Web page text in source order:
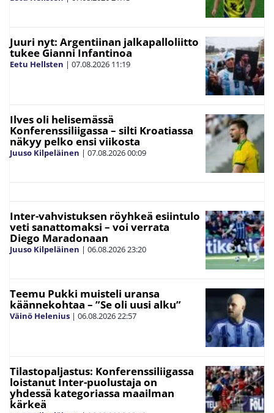
Juuri nyt: Argentiinan jalkapalloliitto
tukee Gianni Infantinoa
Eetu Hellsten | 07.08.2026 11:19
Ilves oli helisemässä
Konferenssiliigassa – silti Kroatiassa
näkyy pelko ensi viikosta
Juuso Kilpeläinen | 07.08.202600:09
Inter-vahvistuksen röyhkeä esiintulo
veti sanattomaksi – voi verrata
Diego Maradonaan
Juuso Kilpeläinen | 06.08.202623:20
Teemu Pukki muisteli uransa
käännekohtaa – ”Se oli uusi alku”
Väinö Helenius | 06.08.202622:57
Tilastopaljastus: Konferenssiliigassa
loistanut Inter-puolustaja on
yhdessä kategoriassa maailman
kärkeä